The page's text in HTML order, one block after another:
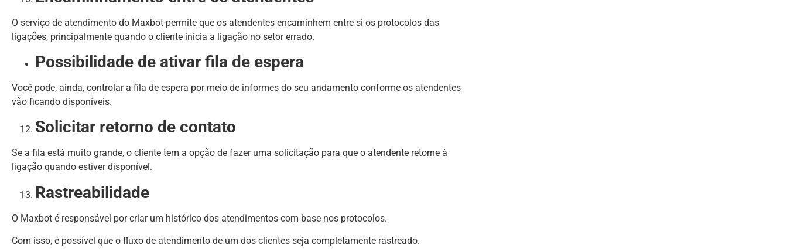
O serviço de atendimento do Maxbot permite que os atendentes encaminhem entre si os protocolos das
ligações, principalmente quando o cliente inicia a ligação no setor errado.
Possibilidade de ativar fila de espera
Você pode, ainda, controlar a fila de espera por meio de informes do seu andamento conforme os atendentes
vão ficando disponíveis.
Solicitar retorno de contato
Se a fila está muito grande, o cliente tem a opção de fazer uma solicitação para que o atendente retorne à
ligação quando estiver disponível.
Rastreabilidade
O Maxbot é responsável por criar um histórico dos atendimentos com base nos protocolos.
Com isso, é possível que o fluxo de atendimento de um dos clientes seja completamente rastreado.